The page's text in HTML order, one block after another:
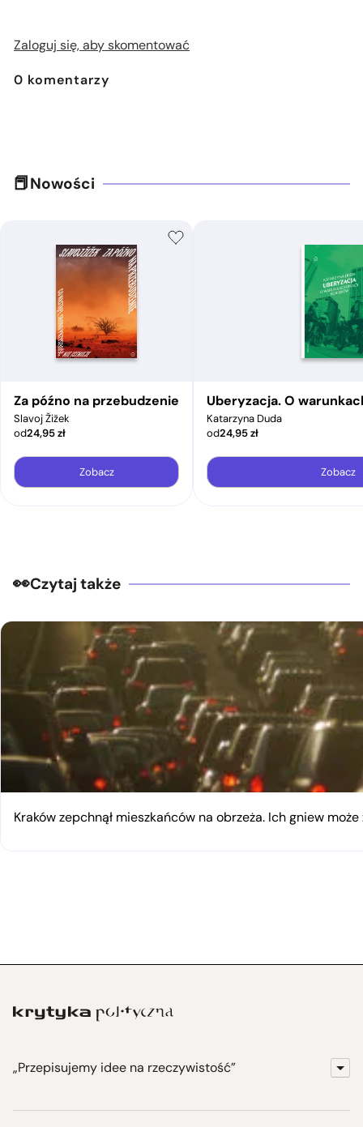
Zaloguj się, aby skomentować
0 komentarzy
Nowości
Za późno na przebudzenie
Slavoj Žižek
od24,95zł
Zobacz
Uberyzacja. O
Katarzyna Duda
od24,95zł
Zobacz
Czytaj także
Kraków zepchnął mieszkańców na obrzeża. Ich gniew
„Przepisujemy idee na rzeczywistość”